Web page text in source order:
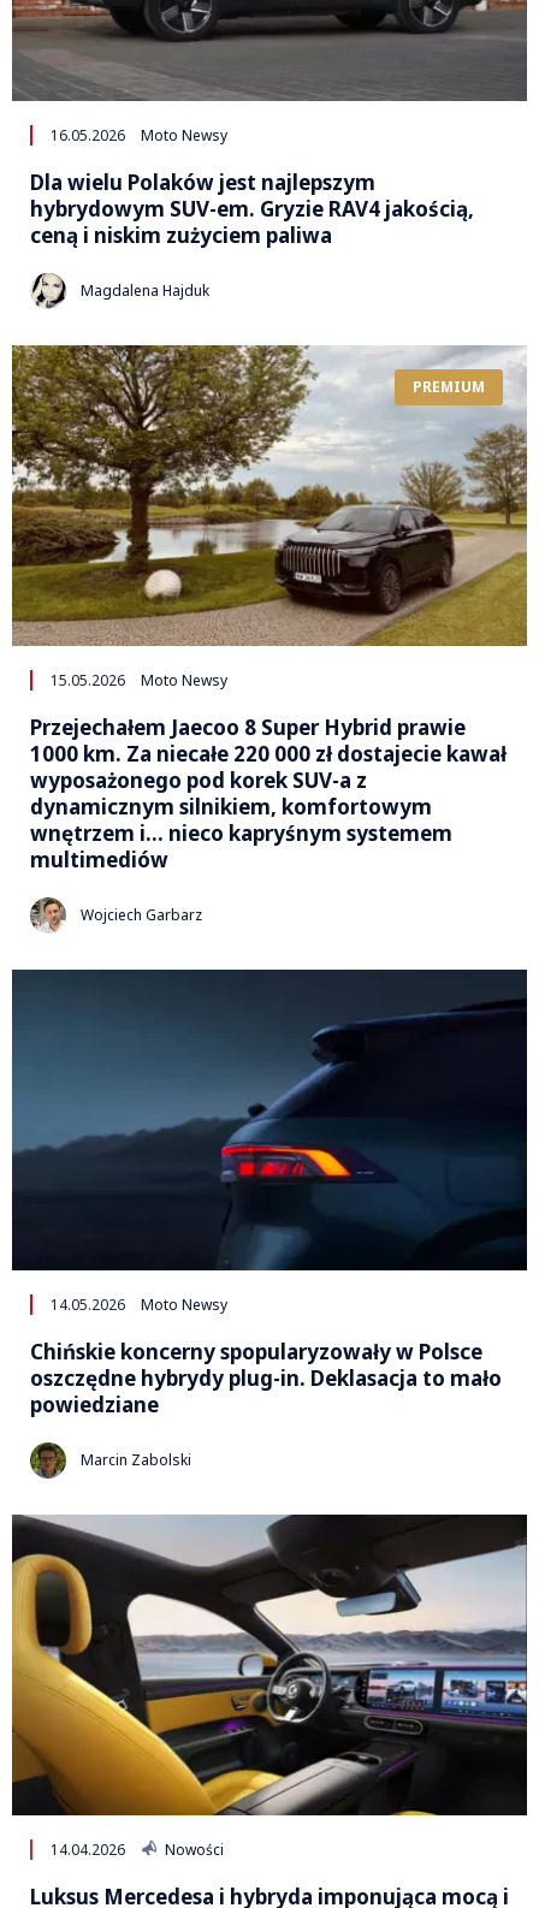
16.05.2026 Moto Newsy
Dla wielu Polaków jest najlepszym
hybrydowym SUV-em. Gryzie RAV4 jakością,
ceną i niskim zużyciem paliwa
Magdalena Hajduk
PREMIUM
15.05.2026 Moto Newsy
Przejechałem Jaecoo 8 Super Hybrid prawie
1000 km. Za niecałe 220 000 zł dostajecie kawał
wyposażonego pod korek SUV-a z
dynamicznym silnikiem, komfortowym
wnętrzem i… nieco kapryśnym systemem
multimediów
Wojciech Garbarz
14.05.2026 Moto Newsy
Chińskie koncerny spopularyzowały w Polsce
oszczędne hybrydy plug-in. Deklasacja to mało
powiedziane
Marcin Zabolski
14.04.2026 Nowości
Luksus Mercedesa i hybryda imponująca mocą i